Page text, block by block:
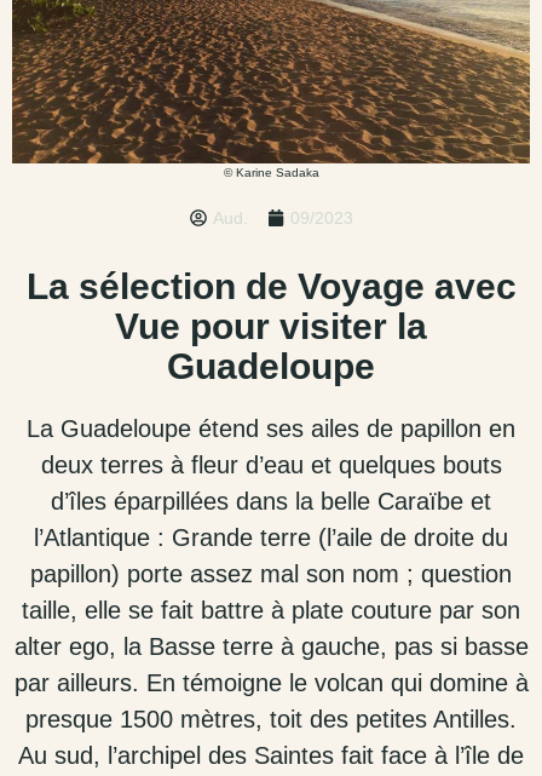
© Karine Sadaka
Aud. 09/2023
La sélection de Voyage avec
Vue pour visiter la
Guadeloupe
La Guadeloupe étend ses ailes de papillon en
deux terres à fleur d’eau et quelques bouts
d’îles éparpillées dans la belle Caraïbe et
l’Atlantique : Grande terre (l’aile de droite du
papillon) porte assez mal son nom ; question
taille, elle se fait battre à plate couture par son
alter ego, la Basse terre à gauche, pas si basse
par ailleurs. En témoigne le volcan qui domine à
presque 1500 mètres, toit des petites Antilles.
Au sud, l’archipel des Saintes fait face à l’île de